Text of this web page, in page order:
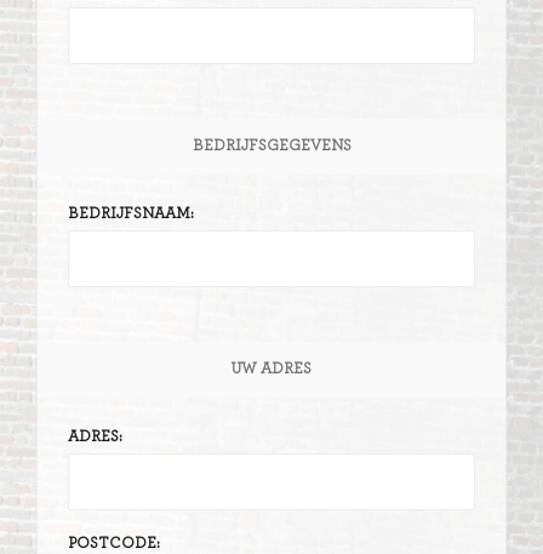
BEDRIJFSGEGEVENS
BEDRIJFSNAAM:
UW ADRES
ADRES:
POSTCODE: